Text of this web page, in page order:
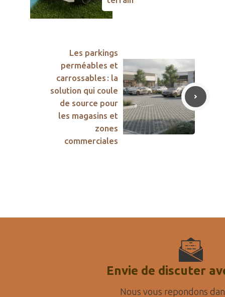
Les parkings
perméables et
carrossables : la
solution qui coule
de source pour
les magasins et
zones
commerciales
Envie de discuter
Nous vous repondons